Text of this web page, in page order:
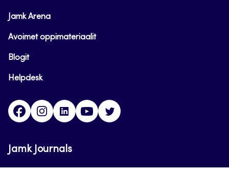
Jamk Arena
Avoimet oppimateriaalit
Blogit
Helpdesk
FacebookInstagram
LinkedInYoutube
Jamk Journals